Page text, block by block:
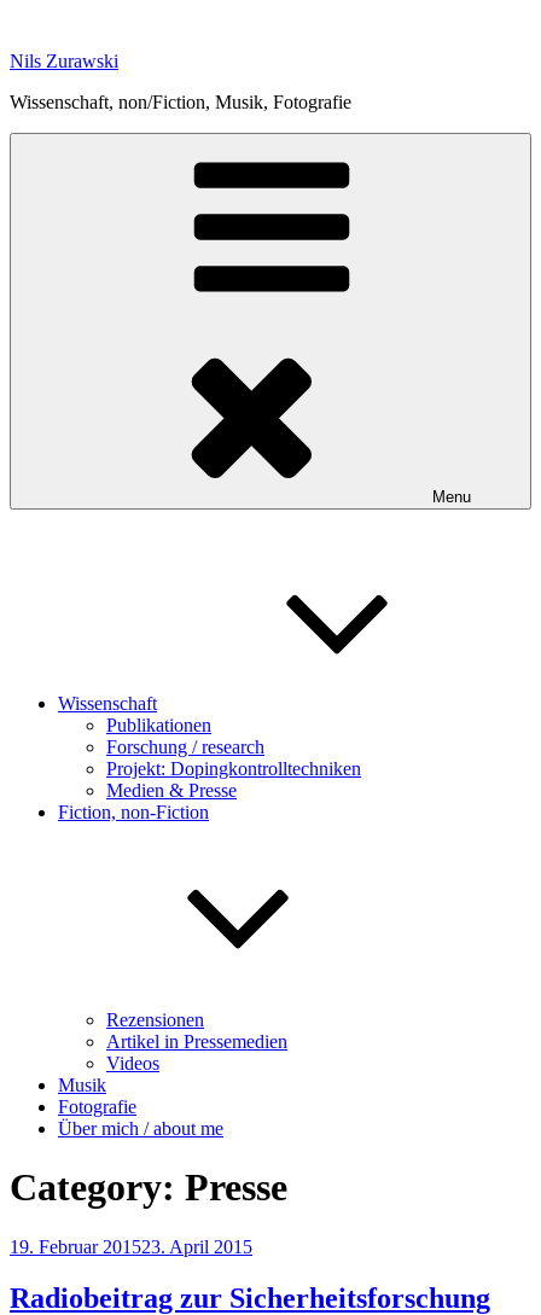
content
Nils Zurawski
Wissenschaft, non/Fiction, Musik, Fotografie
Menu
Wissenschaft
Publikationen
Forschung / research
Projekt: Dopingkontrolltechniken
Medien & Presse
Fiction, non-Fiction
Rezensionen
Artikel in Pressemedien
Videos
Musik
Fotografie
Über mich / about me
Category: Presse
Posted
19. Februar 201523. April 2015
Radiobeitrag zur Sicherheitsforschung